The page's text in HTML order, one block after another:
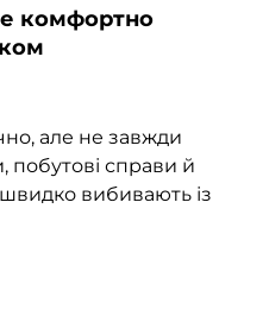
комфортно
але не завжди
побутові справи й
вибивають із